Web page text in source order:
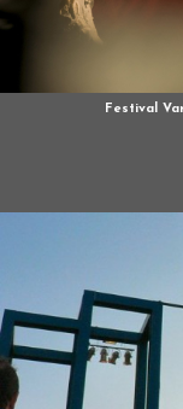
Festival